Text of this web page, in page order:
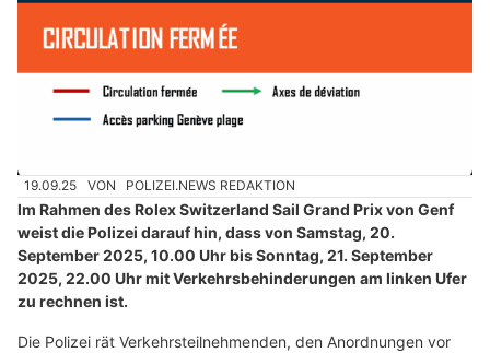
19.09.25 VON POLIZEI.NEWS REDAKTION
Im Rahmen des Rolex Switzerland Sail Grand Prix von Genf
weist die Polizei darauf hin, dass von Samstag, 20.
September 2025, 10.00 Uhr bis Sonntag, 21. September
2025, 22.00 Uhr mit Verkehrsbehinderungen am linken Ufer
zu rechnen ist.
Die Polizei rät Verkehrsteilnehmenden, den Anordnungen vor